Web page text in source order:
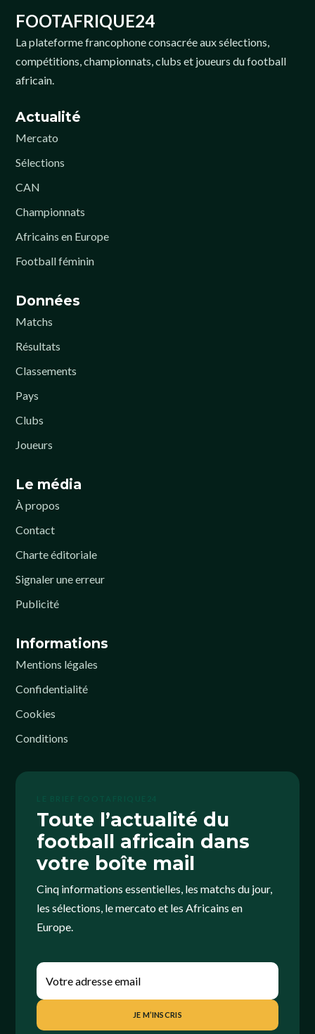
FOOTAFRIQUE24
La plateforme francophone consacrée aux sélections,
compétitions, championnats, clubs et joueurs du football
africain.
Actualité
Mercato
Sélections
CAN
Championnats
Africains en Europe
Football féminin
Données
Matchs
Résultats
Classements
Pays
Clubs
Joueurs
Le média
À propos
Contact
Charte éditoriale
Signaler une erreur
Publicité
Informations
Mentions légales
Confidentialité
Cookies
Conditions
Toute l’actualité du
football africain dans
votre boîte mail
Cinq informations essentielles, les matchs du jour,
les sélections, le mercato et les Africains en
Europe.
JE M’INSCRIS